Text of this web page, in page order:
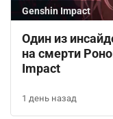
Genshin Impact
Один из
на смерти
Impact
1 день назад